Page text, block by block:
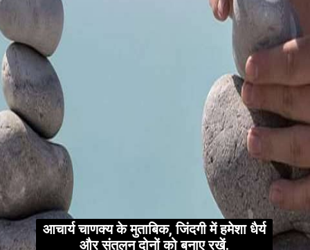
आचार्य चाणक्य के मुताबिक, जिंदगी में हमेशा धैर्य
और संतुलन दोनों को बनाए रखें.